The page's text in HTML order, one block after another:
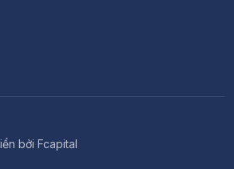
bởi Fcapital